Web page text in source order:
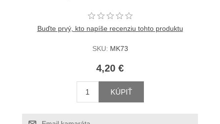
Buďte prvý, kto napíše recenziu tohto produktu
SKU: MK73
4,20 €
KÚPIŤ